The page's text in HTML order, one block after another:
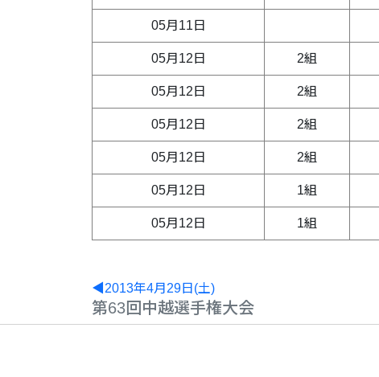
05月11日
05月12日 2組
05月12日 2組
05月12日 2組
05月12日 2組
05月12日 1組
05月12日 1組
◀2013年4月29日(土)
第63回中越選手権大会